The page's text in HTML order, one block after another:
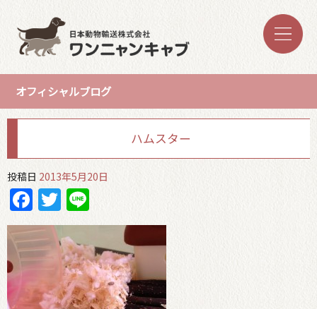
オフィシャルブログ
ハムスター
投稿日 2013年5月20日
Facebook
Twitter